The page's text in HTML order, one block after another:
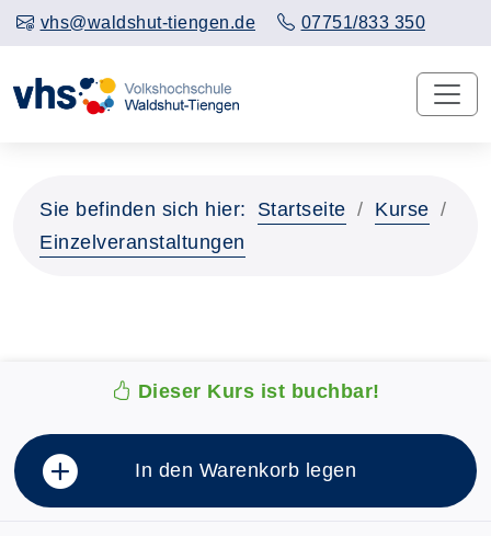
vhs@waldshut-tiengen.de 07751/833 350
Sie befinden sich hier: Startseite
Kurse
Einzelveranstaltungen
Dieser Kurs ist buchbar!
In den Warenkorb legen